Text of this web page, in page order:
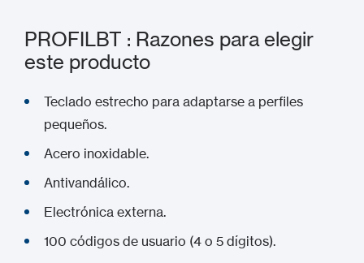
PROFILBT : Razones para elegir
este producto
Teclado estrecho para adaptarse a perfiles
pequeños.
Acero inoxidable.
Antivandálico.
Electrónica externa.
100 códigos de usuario (4 o 5 dígitos).